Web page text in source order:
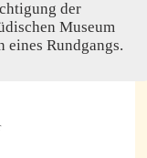
der
Museum
eines Rundgangs.